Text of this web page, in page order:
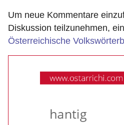
Um neue Kommentare
Diskussion teilzunehmen,
Österreichische